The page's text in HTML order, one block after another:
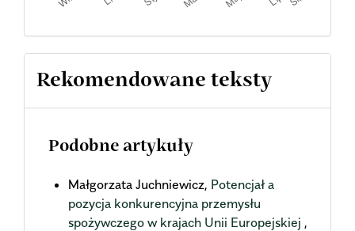
Rekomendowane teksty
Podobne artykuły
Małgorzata Juchniewicz, Potencjał a
pozycja konkurencyjna przemysłu
spożywczego w krajach Unii Europejskiej ,